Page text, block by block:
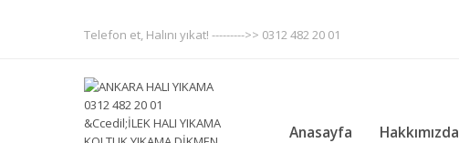
Telefon et, Halını yıkat! --------->> 0312 482 20 01
Anasayfa Hakkımızda